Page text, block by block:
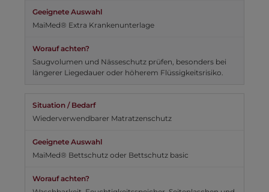
MaiMed® Extra Krankenunterlage
Saugvolumen und Nässeschutz prüfen, besonders bei
längerer Liegedauer oder höherem Flüssigkeitsrisiko.
Wiederverwendbarer Matratzenschutz
MaiMed® Bettschutz oder Bettschutz basic